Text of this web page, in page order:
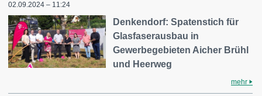
02.09.2024 – 11:24
Denkendorf: Spatenstich für
Glasfaserausbau in
Gewerbegebieten Aicher Brühl
und Heerweg
mehr